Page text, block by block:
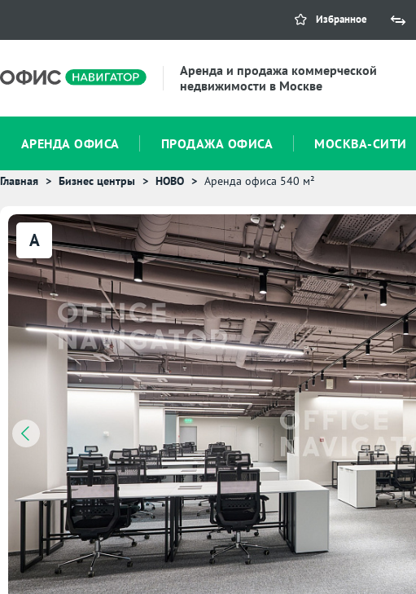
Избранное
Аренда и продажа коммерческой
недвижимости в Москве
АРЕНДА ОФИСА ПРОДАЖА ОФИСА МОСКВА-СИТИ
Главная Бизнес центры НОВО Аренда офиса 540 м²
A